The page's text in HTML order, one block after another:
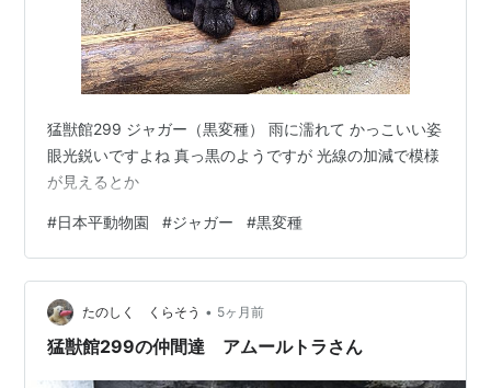
猛獣館299 ジャガー（黒変種） 雨に濡れて かっこいい姿
眼光鋭いですよね 真っ黒のようですが 光線の加減で模様
が見えるとか
#日本平動物園 #ジャガー #黒変種
たのしく くらそう • 5ヶ月前
猛獣館299の仲間達 アムールトラさん